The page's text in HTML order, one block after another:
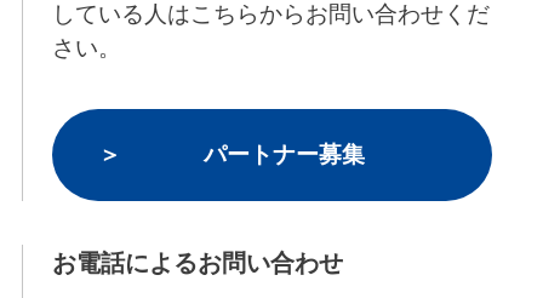
している人はこちらからお問い合わせくだ
さい。
パートナー募集
お電話によるお問い合わせ